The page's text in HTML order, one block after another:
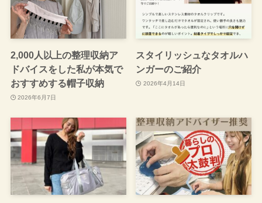
2,000人以上の整理収納ア
ドバイスをした私が本気で
おすすめする帽子収納
2026年6月7日
スタイリッシュなタオルハ
ンガーのご紹介
2026年4月14日